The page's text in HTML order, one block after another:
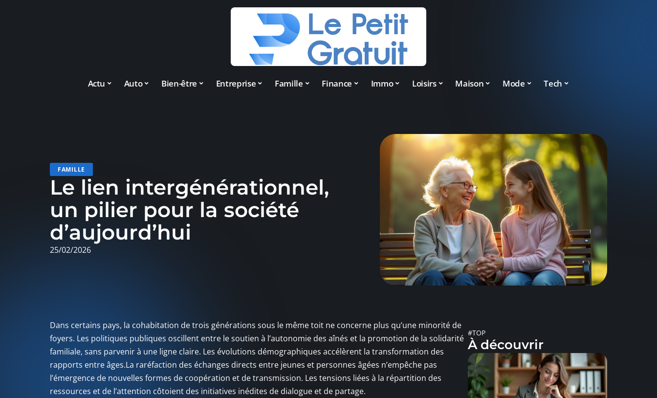
Actu Auto Bien-être Entreprise Famille Finance Immo Loisirs Maison Mode Tech
FAMILLE
Le lien intergénérationnel,
un pilier pour la société
d’aujourd’hui
25/02/2026
Dans certains pays, la cohabitation de trois générations sous le même toit ne concerne plus qu’une minorité de
foyers. Les politiques publiques oscillent entre le soutien à l’autonomie des aînés et la promotion de la solidarité
familiale, sans parvenir à une ligne claire. Les évolutions démographiques accélèrent la transformation des
rapports entre âges.La raréfaction des échanges directs entre jeunes et personnes âgées n’empêche pas
l’émergence de nouvelles formes de coopération et de transmission. Les tensions liées à la répartition des
ressources et de l’attention côtoient des initiatives inédites de dialogue et de partage.
#TOP
À découvrir